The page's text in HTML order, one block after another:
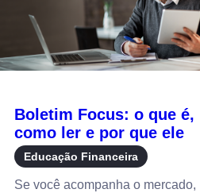
Boletim Focus: o que é,
como ler e por que ele
importa para seus
investimentos
Educação Financeira
Se você acompanha o mercado,